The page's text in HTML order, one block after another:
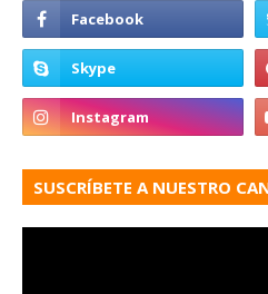
SUSCRÍBETE A NUESTRO